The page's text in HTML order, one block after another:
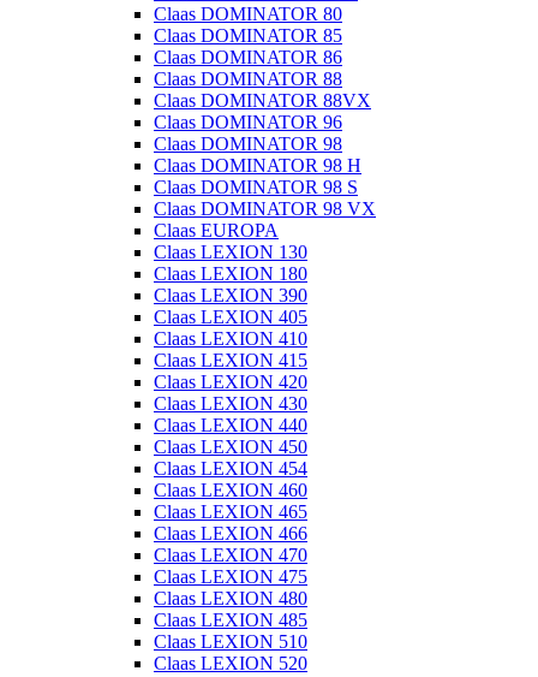
Claas DOMINATOR 80
Claas DOMINATOR 85
Claas DOMINATOR 86
Claas DOMINATOR 88
Claas DOMINATOR 88VX
Claas DOMINATOR 96
Claas DOMINATOR 98
Claas DOMINATOR 98 H
Claas DOMINATOR 98 S
Claas DOMINATOR 98 VX
Claas EUROPA
Claas LEXION 130
Claas LEXION 180
Claas LEXION 390
Claas LEXION 405
Claas LEXION 410
Claas LEXION 415
Claas LEXION 420
Claas LEXION 430
Claas LEXION 440
Claas LEXION 450
Claas LEXION 454
Claas LEXION 460
Claas LEXION 465
Claas LEXION 466
Claas LEXION 470
Claas LEXION 475
Claas LEXION 480
Claas LEXION 485
Claas LEXION 510
Claas LEXION 520